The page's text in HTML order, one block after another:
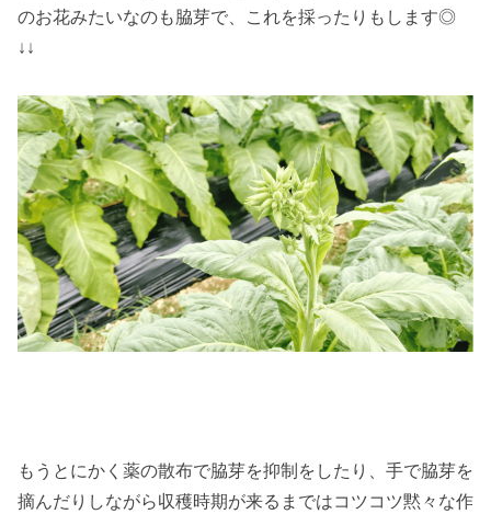
のお花みたいなのも脇芽で、これを採ったりもします◎
↓↓
もうとにかく薬の散布で脇芽を抑制をしたり、手で脇芽を
摘んだりしながら収穫時期が来るまではコツコツ黙々な作